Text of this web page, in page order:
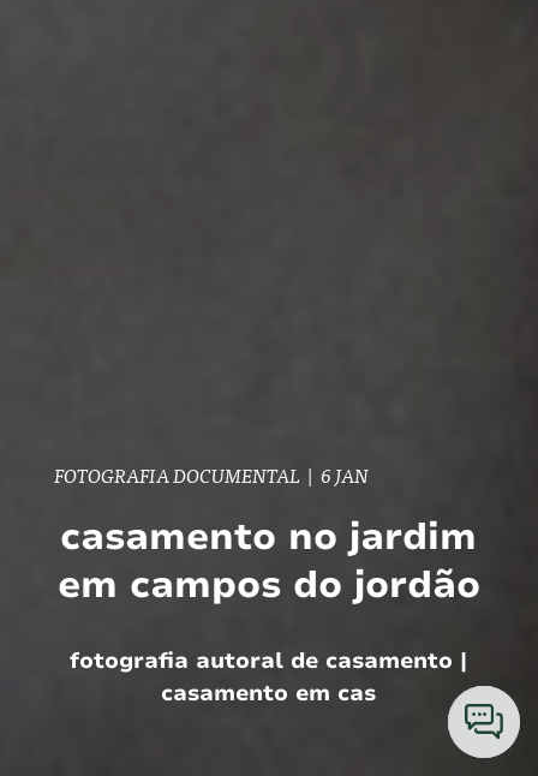
FOTOGRAFIA DOCUMENTAL | 6 JAN
casamento no jardim
em campos do jordão
fotografia autoral de casamento |
casamento em cas